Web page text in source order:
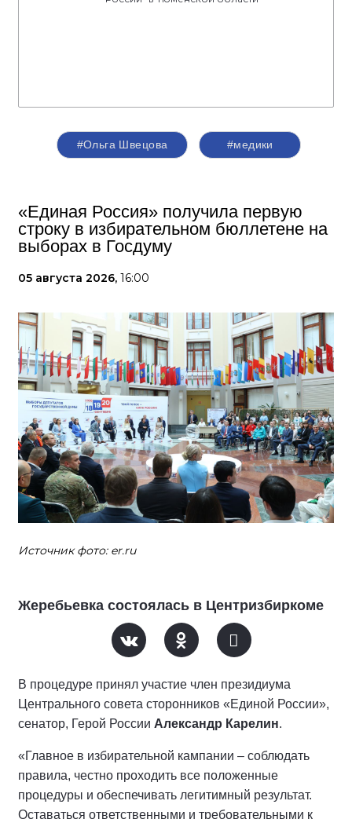
#Ольга Швецова #медики
«Единая Россия» получила первую
строку в избирательном бюллетене на
выборах в Госдуму
05 августа 2026, 16:00
Источник фото: er.ru
Жеребьевка состоялась в Центризбиркоме
В процедуре принял участие член президиума
Центрального совета сторонников «Единой России»,
сенатор, Герой России Александр Карелин.
«Главное в избирательной кампании – соблюдать
правила, честно проходить все положенные
процедуры и обеспечивать легитимный результат.
Оставаться ответственными и требовательными к